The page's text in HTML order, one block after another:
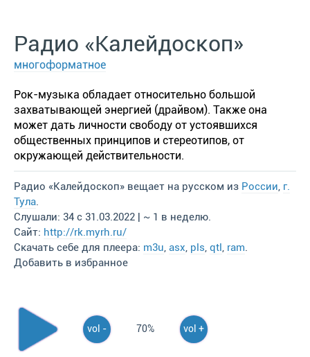
Радио «Калейдоскоп»
многоформатное
Рок-музыка обладает относительно большой
захватывающей энергией (драйвом). Также она
может дать личности свободу от устоявшихся
общественных принципов и стереотипов, от
окружающей действительности.
Радио «Калейдоскоп» вещает на русском из России, г.
Тула.
Слушали: 34 с 31.03.2022 | ~ 1 в неделю.
Сайт: http://rk.myrh.ru/
Скачать себе для плеера: m3u, asx, pls, qtl, ram.
Добавить в избранное
vol - 70% vol +